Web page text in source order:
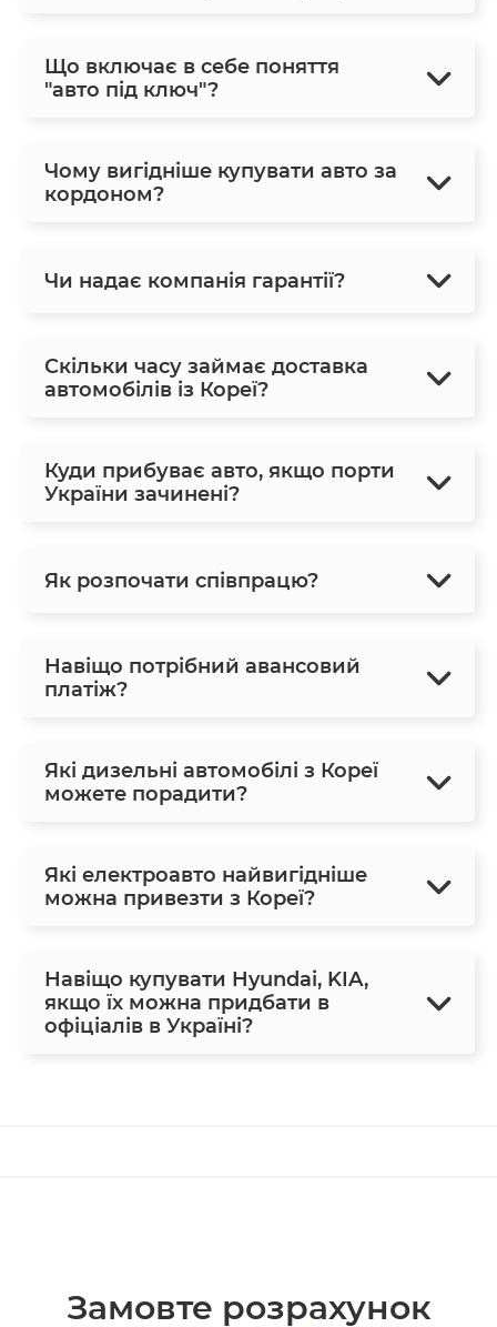
Що включає в себе поняття
"авто під ключ"?
Чому вигідніше купувати авто за
кордоном?
Чи надає компанія гарантії?
Скільки часу займає доставка
автомобілів із Кореї?
Куди прибуває авто, якщо порти
України зачинені?
Як розпочати співпрацю?
Навіщо потрібний авансовий
платіж?
Які дизельні автомобілі з Кореї
можете порадити?
Які електроавто найвигідніше
можна привезти з Кореї?
Навіщо купувати Hyundai, KIA,
якщо їх можна придбати в
офіціалів в Україні?
Замовте розрахунок